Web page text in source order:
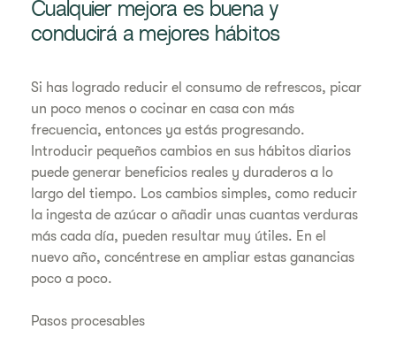
Cualquier mejora es buena y
conducirá a mejores hábitos
Si has logrado reducir el consumo de refrescos, picar
un poco menos o cocinar en casa con más
frecuencia, entonces ya estás progresando.
Introducir pequeños cambios en sus hábitos diarios
puede generar beneficios reales y duraderos a lo
largo del tiempo. Los cambios simples, como reducir
la ingesta de azúcar o añadir unas cuantas verduras
más cada día, pueden resultar muy útiles. En el
nuevo año, concéntrese en ampliar estas ganancias
poco a poco.
Pasos procesables